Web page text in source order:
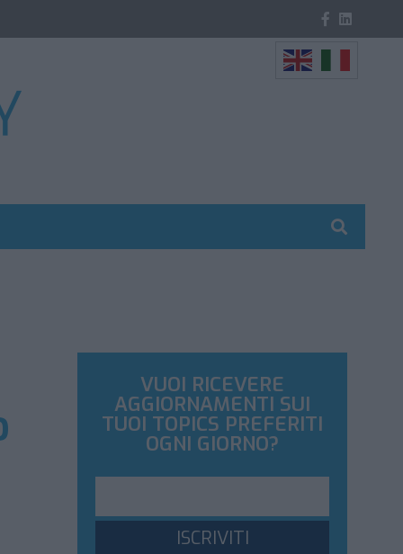
VUOI RICEVERE
AGGIORNAMENTI SUI
TUOI TOPICS PREFERITI
OGNI GIORNO?
ISCRIVITI